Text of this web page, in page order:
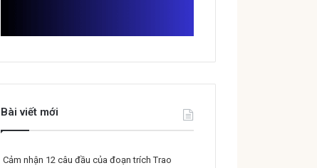
Bài viết mới
Cảm nhận 12 câu đầu của đoạn trích Trao